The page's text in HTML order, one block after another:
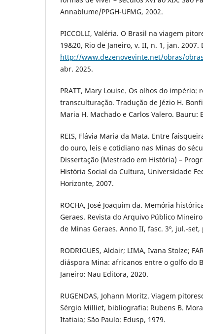
Annablume/PPGH-UFMG, 2002.
PICCOLLI, Valéria. O Brasil na viagem
19&20, Rio de Janeiro, v. II, n. 1, jan. 2007.
http://www.dezenovevinte.net/obras/
abr. 2025.
PRATT, Mary Louise. Os olhos do império:
transculturação. Tradução de Jézio H.
Maria H. Machado e Carlos Valero. Bauru:
REIS, Flávia Maria da Mata. Entre
do ouro, leis e cotidiano nas Minas do
Dissertação (Mestrado em História) –
História Social da Cultura, Universidade
Horizonte, 2007.
ROCHA, José Joaquim da. Memória
Geraes. Revista do Arquivo Público
de Minas Geraes. Anno II, fasc. 3º, jul.-set,
RODRIGUES, Aldair; LIMA, Ivana Stolze;
diáspora Mina: africanos entre o golfo do
Janeiro: Nau Editora, 2020.
RUGENDAS, Johann Moritz. Viagem
Sérgio Milliet, bibliografia: Rubens B.
Itatiaia; São Paulo: Edusp, 1979.